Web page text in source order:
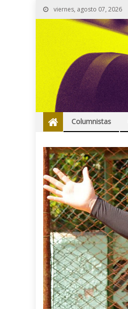
viernes, agosto 07, 2026
Columnistas